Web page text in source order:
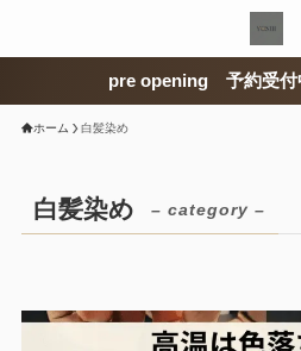
pre opening 予約受付中
ホーム 白髪染め
白髪染め – category –